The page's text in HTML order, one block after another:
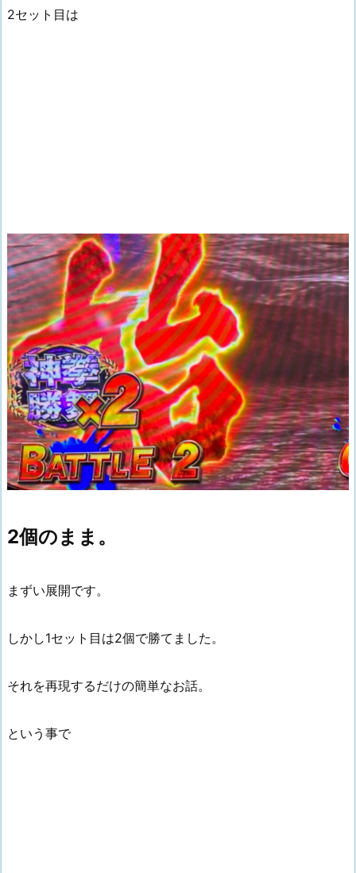
2セット目は
2個のまま。
まずい展開です。
しかし1セット目は2個で勝てました。
それを再現するだけの簡単なお話。
という事で